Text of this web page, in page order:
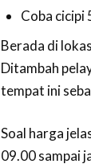
Coba cicipi
Berada di
Ditambah
tempat ini
Soal harga
09.00 sampai